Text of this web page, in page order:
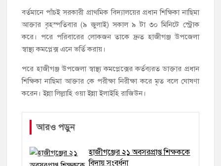
বর্তমানে পাঁচই সরকারী প্রাথমিক বিদ্যালয়ের প্রধান শিক্ষিকা নাছিমা
আক্তার বৃহস্পতিবার (৯ জুলাই) সকাল ৯ টা ৩০ মিনিটে স্ট্রোক
করে। পরে পরিবারের লোকজন তাকে দ্রুত হাজীগঞ্জ উপজেলা
স্বাস্থ্য কমপ্লেক্স এনে ভর্তি করায়।
পরে হাজীগঞ্জ উপজেলা স্বাস্থ্য কমপ্লেক্সের কর্তব্যরত ডাক্তার প্রধান
শিক্ষিকা নাছিমা আক্তার কে পরীক্ষা নিরীক্ষা করে মৃত বলে ঘোষণা
করেন। ইন্না লিল্লাহি ওয়া ইন্না ইলাইহি রাজিউন।
আরও পড়ুন
হাজীগঞ্জের ২১ অবসরপ্রাপ্ত শিক্ষককে
বিদায় সংবর্ধনা